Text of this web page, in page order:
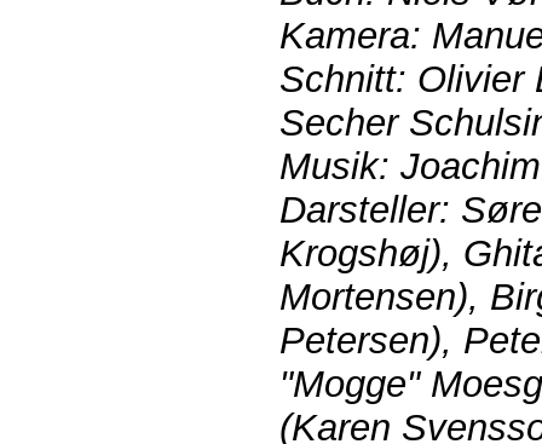
Kamera:
Schnitt: Olivier
Secher
Musik:
Darsteller:
Krogshøj),
Mortensen),
Petersen),
"Mogge"
(Karen